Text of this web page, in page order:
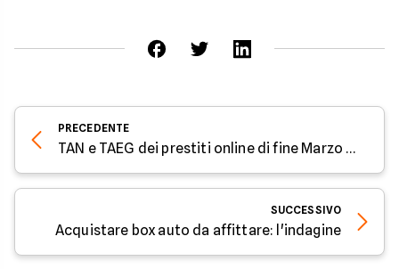
PRECEDENTE
TAN e TAEG dei prestiti online di fine Marzo 2021
SUCCESSIVO
Acquistare box auto da affittare: l'indagine